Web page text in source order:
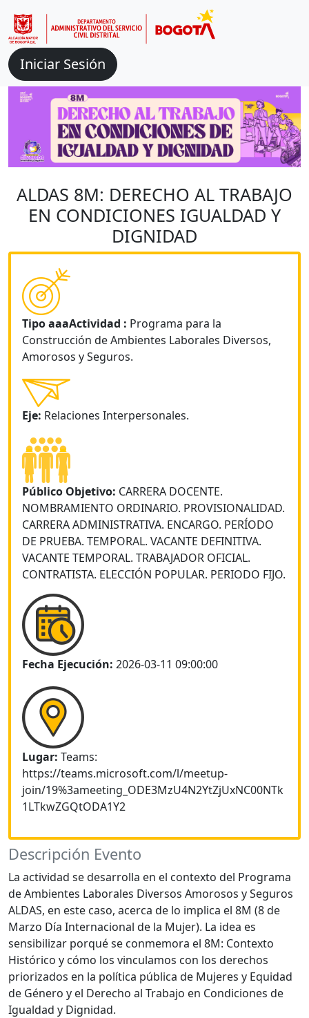
Iniciar Sesión
ALDAS 8M: DERECHO AL TRABAJO
EN CONDICIONES IGUALDAD Y
DIGNIDAD
Tipo aaaActividad : Programa para la
Construcción de Ambientes Laborales Diversos,
Amorosos y Seguros.
Eje: Relaciones Interpersonales.
Público Objetivo: CARRERA DOCENTE.
NOMBRAMIENTO ORDINARIO. PROVISIONALIDAD.
CARRERA ADMINISTRATIVA. ENCARGO. PERÍODO
DE PRUEBA. TEMPORAL. VACANTE DEFINITIVA.
VACANTE TEMPORAL. TRABAJADOR OFICIAL.
CONTRATISTA. ELECCIÓN POPULAR. PERIODO FIJO.
Fecha Ejecución: 2026-03-11 09:00:00
Lugar: Teams:
https://teams.microsoft.com/l/meetup-
join/19%3ameeting_ODE3MzU4N2YtZjUxNC00NTk
1LTkwZGQtODA1Y2
Descripción Evento
La actividad se desarrolla en el contexto del Programa
de Ambientes Laborales Diversos Amorosos y Seguros
ALDAS, en este caso, acerca de lo implica el 8M (8 de
Marzo Día Internacional de la Mujer). La idea es
sensibilizar porqué se conmemora el 8M: Contexto
Histórico y cómo los vinculamos con los derechos
priorizados en la política pública de Mujeres y Equidad
de Género y el Derecho al Trabajo en Condiciones de
Igualdad y Dignidad.